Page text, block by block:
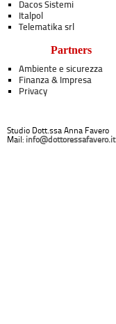
Dacos Sistemi
Italpol
Telematika srl
Partners
Ambiente e sicurezza
Finanza & Impresa
Privacy
Studio Dott.ssa Anna Favero
Mail: info@dottoressafavero.it